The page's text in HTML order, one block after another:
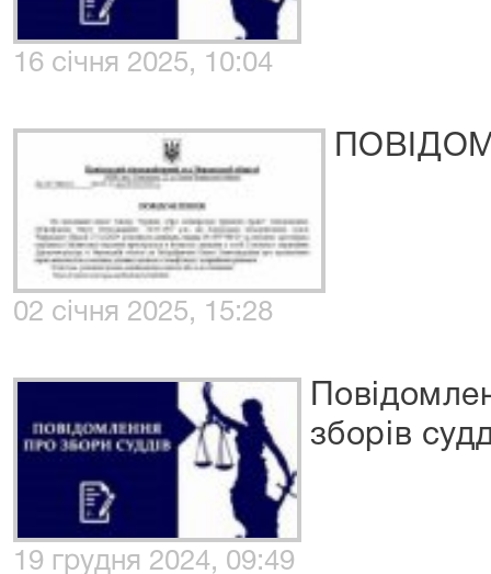
16 січня 2025, 10:04
02 січня 2025, 15:28
зборів
19 грудня 2024, 09:49